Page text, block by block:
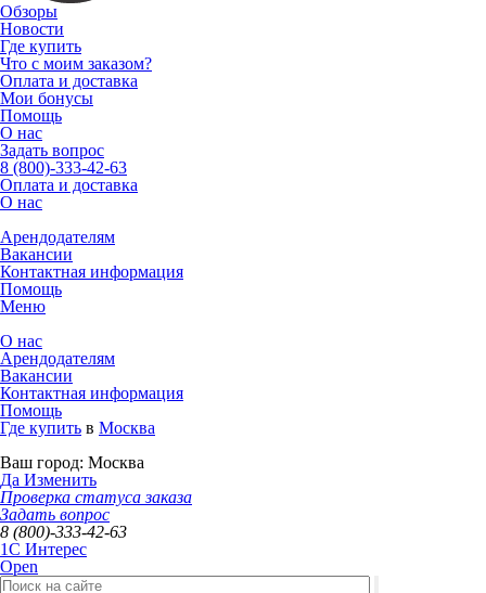
Обзоры
Новости
Где купить
Что с моим заказом?
Оплата и доставка
Мои бонусы
Помощь
О нас
Задать вопрос
8 (800)-333-42-63
Оплата и доставка
О нас
Арендодателям
Вакансии
Контактная информация
Помощь
Меню
О нас
Арендодателям
Вакансии
Контактная информация
Помощь
Где купить в Москва
Ваш город: Москва
Да Изменить
Проверка статуса заказа
Задать вопрос
8 (800)-333-42-63
1C Интерес
Open